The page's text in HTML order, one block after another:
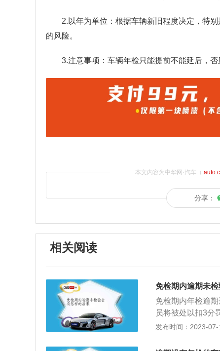
2.以年为单位：根据车辆新旧程度决定，特
的风险。
3.注意事项：车辆年检只能提前不能延后，否
本文内容为中华网·汽车（
分享：
相关阅读
免检期内逾期未
免检期内年检逾
员将被处以扣3分
定，机动车驾驶
道路交通安全法
发布时间：2023-